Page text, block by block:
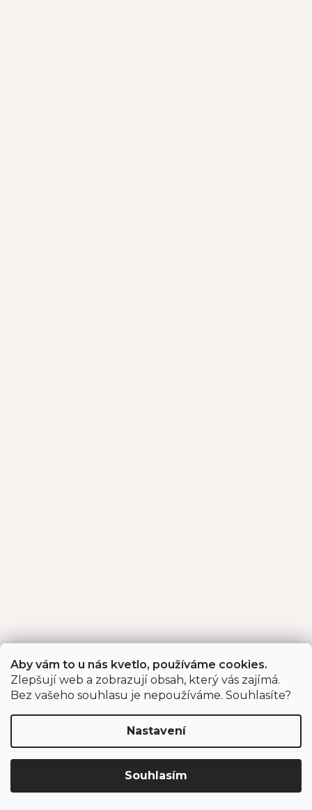
Aby vám to u nás kvetlo, používáme cookies.
Zlepšují web a zobrazují obsah, který vás zajímá.
Bez vašeho souhlasu je nepoužíváme. Souhlasíte?
Nastavení
Souhlasím